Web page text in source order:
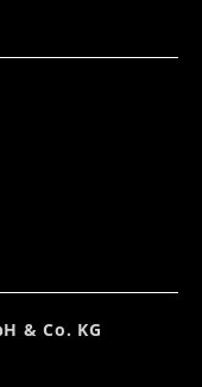
& Co. KG